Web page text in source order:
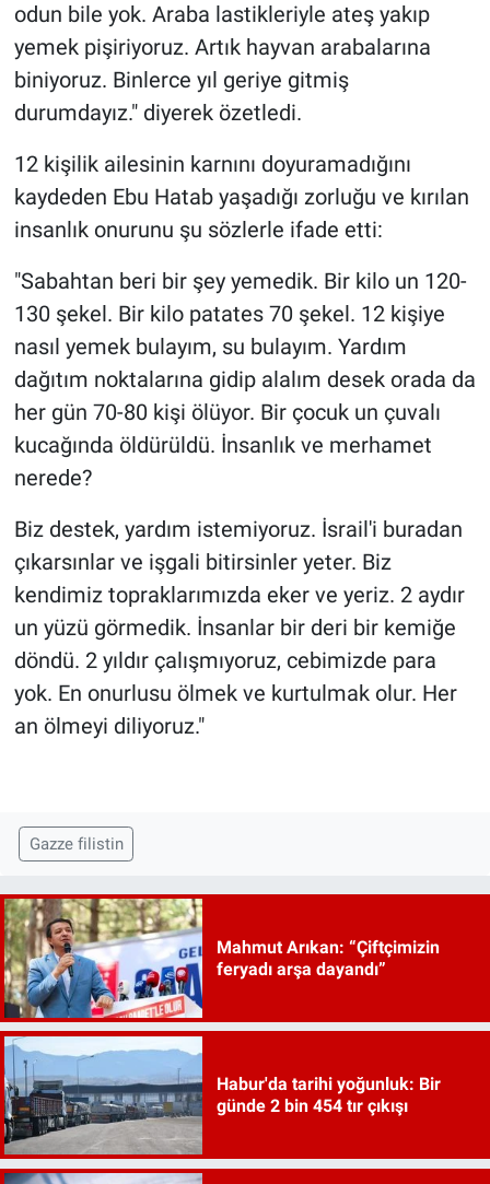
odun bile yok. Araba lastikleriyle ateş yakıp
yemek pişiriyoruz. Artık hayvan arabalarına
biniyoruz. Binlerce yıl geriye gitmiş
durumdayız." diyerek özetledi.
12 kişilik ailesinin karnını doyuramadığını
kaydeden Ebu Hatab yaşadığı zorluğu ve kırılan
insanlık onurunu şu sözlerle ifade etti:
"Sabahtan beri bir şey yemedik. Bir kilo un 120-
130 şekel. Bir kilo patates 70 şekel. 12 kişiye
nasıl yemek bulayım, su bulayım. Yardım
dağıtım noktalarına gidip alalım desek orada da
her gün 70-80 kişi ölüyor. Bir çocuk un çuvalı
kucağında öldürüldü. İnsanlık ve merhamet
nerede?
Biz destek, yardım istemiyoruz. İsrail'i buradan
çıkarsınlar ve işgali bitirsinler yeter. Biz
kendimiz topraklarımızda eker ve yeriz. 2 aydır
un yüzü görmedik. İnsanlar bir deri bir kemiğe
döndü. 2 yıldır çalışmıyoruz, cebimizde para
yok. En onurlusu ölmek ve kurtulmak olur. Her
an ölmeyi diliyoruz."
Gazze filistin
Mahmut Arıkan: “Çiftçimizin
feryadı arşa dayandı”
Habur'da tarihi yoğunluk: Bir
günde 2 bin 454 tır çıkışı